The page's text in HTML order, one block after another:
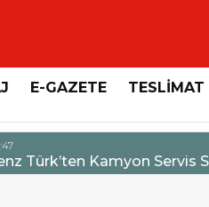
E-GAZETE TESLİMAT
Türk’ten Kamyon Servis